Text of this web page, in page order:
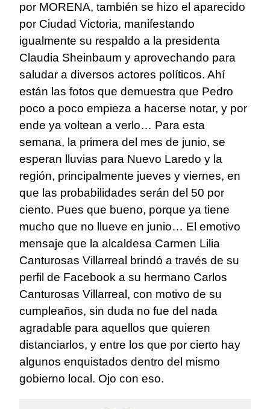
por MORENA, también se hizo el aparecido
por Ciudad Victoria, manifestando
igualmente su respaldo a la presidenta
Claudia Sheinbaum y aprovechando para
saludar a diversos actores políticos. Ahí
están las fotos que demuestra que Pedro
poco a poco empieza a hacerse notar, y por
ende ya voltean a verlo… Para esta
semana, la primera del mes de junio, se
esperan lluvias para Nuevo Laredo y la
región, principalmente jueves y viernes, en
que las probabilidades serán del 50 por
ciento. Pues que bueno, porque ya tiene
mucho que no llueve en junio… El emotivo
mensaje que la alcaldesa Carmen Lilia
Canturosas Villarreal brindó a través de su
perfil de Facebook a su hermano Carlos
Canturosas Villarreal, con motivo de su
cumpleaños, sin duda no fue del nada
agradable para aquellos que quieren
distanciarlos, y entre los que por cierto hay
algunos enquistados dentro del mismo
gobierno local. Ojo con eso.